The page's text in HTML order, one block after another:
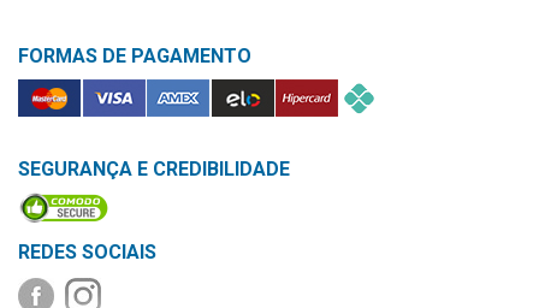
e
Monitores
Socorros
Casa
e
FORMAS DE PAGAMENTO
SEGURANÇA E CREDIBILIDADE
REDES SOCIAIS